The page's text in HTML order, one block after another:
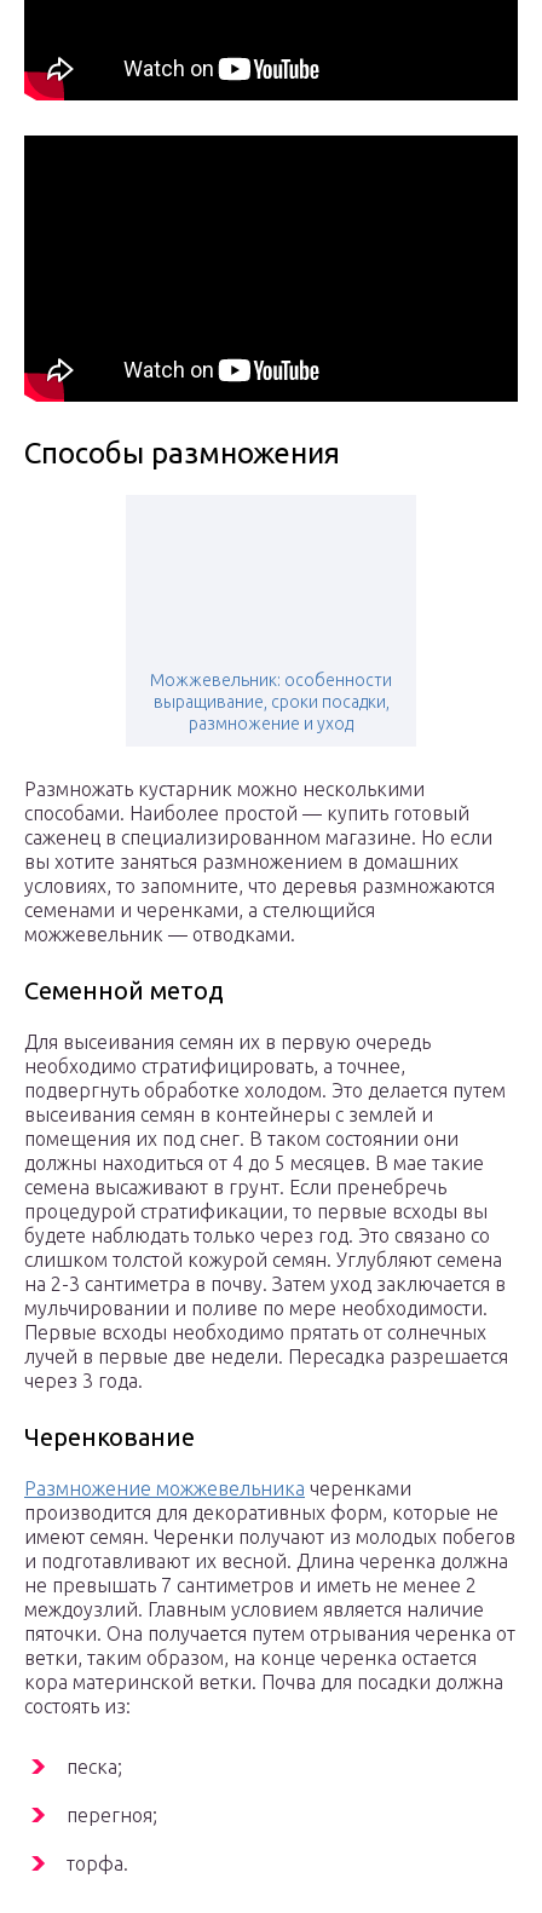
Способы размножения
Можжевельник: особенности
выращивание, сроки посадки,
размножение и уход
Размножать кустарник можно несколькими
способами. Наиболее простой — купить готовый
саженец в специализированном магазине. Но если
вы хотите заняться размножением в домашних
условиях, то запомните, что деревья размножаются
семенами и черенками, а стелющийся
можжевельник — отводками.
Семенной метод
Для высеивания семян их в первую очередь
необходимо стратифицировать, а точнее,
подвергнуть обработке холодом. Это делается путем
высеивания семян в контейнеры с землей и
помещения их под снег. В таком состоянии они
должны находиться от 4 до 5 месяцев. В мае такие
семена высаживают в грунт. Если пренебречь
процедурой стратификации, то первые всходы вы
будете наблюдать только через год. Это связано со
слишком толстой кожурой семян. Углубляют семена
на 2-3 сантиметра в почву. Затем уход заключается в
мульчировании и поливе по мере необходимости.
Первые всходы необходимо прятать от солнечных
лучей в первые две недели. Пересадка разрешается
через 3 года.
Черенкование
Размножение можжевельника черенками
производится для декоративных форм, которые не
имеют семян. Черенки получают из молодых побегов
и подготавливают их весной. Длина черенка должна
не превышать 7 сантиметров и иметь не менее 2
междоузлий. Главным условием является наличие
пяточки. Она получается путем отрывания черенка от
ветки, таким образом, на конце черенка остается
кора материнской ветки. Почва для посадки должна
состоять из:
песка;
перегноя;
торфа.